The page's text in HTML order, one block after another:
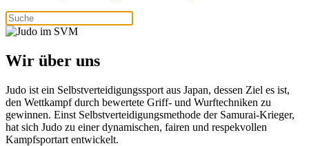
Wir über uns
Judo ist ein Selbstverteidigungssport aus Japan, dessen Ziel es ist,
den Wettkampf durch bewertete Griff- und Wurftechniken zu
gewinnen. Einst Selbstverteidigungsmethode der Samurai-Krieger,
hat sich Judo zu einer dynamischen, fairen und respekvollen
Kampfsportart entwickelt.